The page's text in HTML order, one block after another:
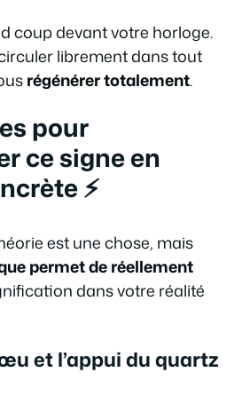
coup devant votre horloge.
librement dans tout
régénérer totalement.
pour
ce signe en
⚡
est une chose, mais
permet de réellement
dans votre réalité
et l’appui du quartz